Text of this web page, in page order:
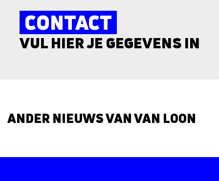
CONTACT
VUL HIER JE GEGEVENS IN
ANDER NIEUWS VAN VAN LOON